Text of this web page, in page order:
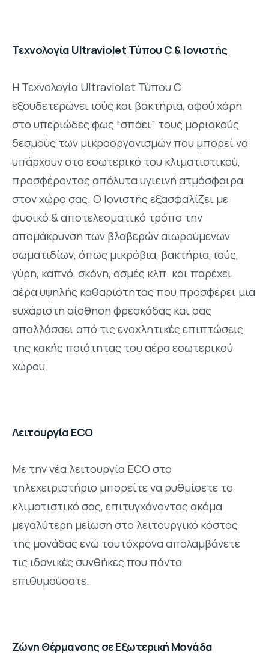
Τεχνολογία Ultraviolet Τύπου C & Ιονιστής
Η Τεχνολογία Ultraviolet Τύπου C
εξουδετερώνει ιούς και βακτήρια, αφού χάρη
στο υπεριώδες φως “σπάει” τους μοριακούς
δεσμούς των μικροοργανισμών που μπορεί να
υπάρχουν στο εσωτερικό του κλιματιστικού,
προσφέροντας απόλυτα υγιεινή ατμόσφαιρα
στον χώρο σας. Ο Ιονιστής εξασφαλίζει με
φυσικό & αποτελεσματικό τρόπο την
απομάκρυνση των βλαβερών αιωρούμενων
σωματιδίων, όπως μικρόβια, βακτήρια, ιούς,
γύρη, καπνό, σκόνη, οσμές κλπ. και παρέχει
αέρα υψηλής καθαριότητας που προσφέρει μια
ευχάριστη αίσθηση φρεσκάδας και σας
απαλλάσσει από τις ενοχλητικές επιπτώσεις
της κακής ποιότητας του αέρα εσωτερικού
χώρου.
Λειτουργία ECO
Με την νέα λειτουργία ECO στο
τηλεχειριστήριο μπορείτε να ρυθμίσετε το
κλιματιστικό σας, επιτυγχάνοντας ακόμα
μεγαλύτερη μείωση στο λειτουργικό κόστος
της μονάδας ενώ ταυτόχρονα απολαμβάνετε
τις ιδανικές συνθήκες που πάντα
επιθυμούσατε.
Ζώνη Θέρμανσης σε Εξωτερική Μονάδα